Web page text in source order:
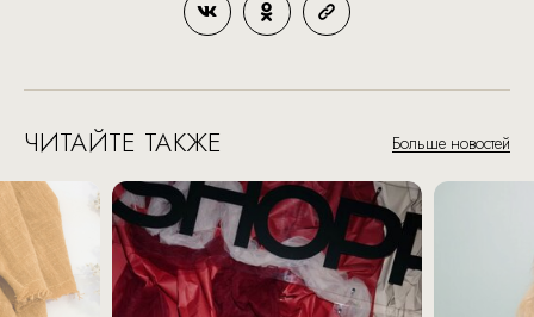
ЧИТАЙТЕ ТАКЖЕ Больше новостей